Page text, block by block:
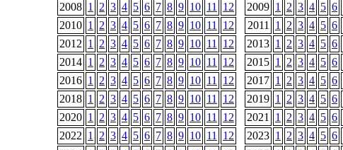
2008 1 2 3 4 5 6 7 8 9 10 11 12 2009 1 2 3 4 5 6
2010 1 2 3 4 5 6 7 8 9 10 11 12 2011 1 2 3 4 5 6
2012 1 2 3 4 5 6 7 8 9 10 11 12 2013 1 2 3 4 5 6
2014 1 2 3 4 5 6 7 8 9 10 11 12 2015 1 2 3 4 5 6
2016 1 2 3 4 5 6 7 8 9 10 11 12 2017 1 2 3 4 5 6
2018 1 2 3 4 5 6 7 8 9 10 11 12 2019 1 2 3 4 5 6
2020 1 2 3 4 5 6 7 8 9 10 11 12 2021 1 2 3 4 5 6
2022 1 2 3 4 5 6 7 8 9 10 11 12 2023 1 2 3 4 5 6